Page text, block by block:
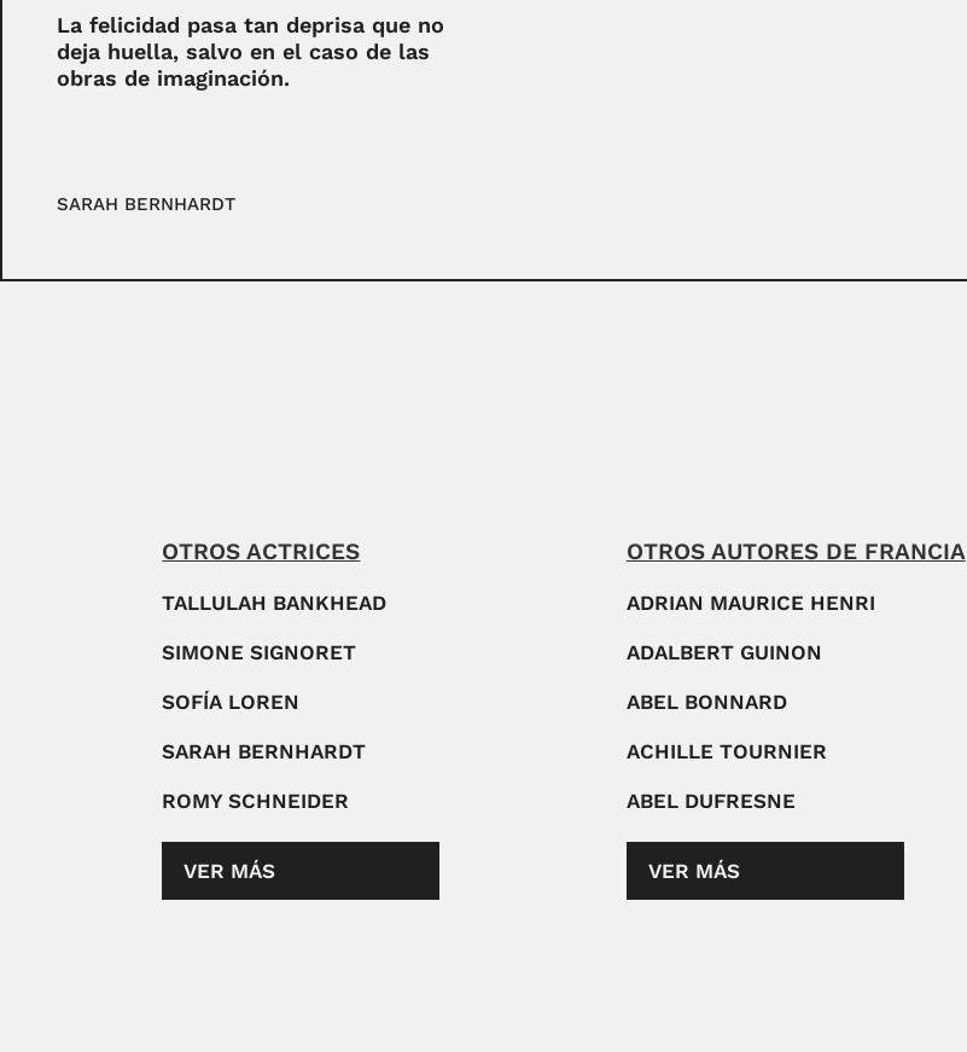
La felicidad pasa tan deprisa que no
deja huella, salvo en el caso de las
obras de imaginación.
SARAH BERNHARDT
OTROS ACTRICES
TALLULAH BANKHEAD
SIMONE SIGNORET
SOFÍA LOREN
SARAH BERNHARDT
ROMY SCHNEIDER
VER MÁS
OTROS AUTORES DE FRANCIA
ADRIAN MAURICE HENRI
ADALBERT GUINON
ABEL BONNARD
ACHILLE TOURNIER
ABEL DUFRESNE
VER MÁS